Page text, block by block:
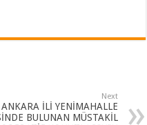
Next
ANKARA İLİ YENİMAHALLE
BULUNAN MÜSTAKİL